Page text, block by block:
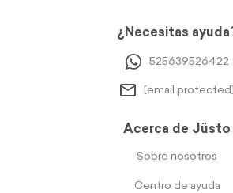
¿Necesitas
525639526422
[email protected]
Acerca de Jüsto
Sobre nosotros
Centro de ayuda